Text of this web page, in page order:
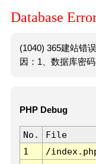
Database
(1040) 365建站错
因：1、数据库密
PHP Debug
No. File
1
/